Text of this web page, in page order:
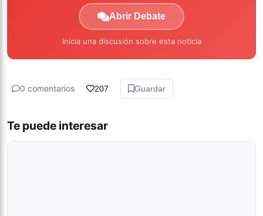
Abrir Debate
Inicia una discusión sobre esta noticia
0 comentarios 207 Guardar
Te puede interesar